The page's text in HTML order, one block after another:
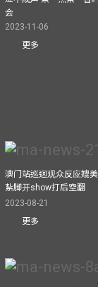
会
2023-11-06
更多
澳门站巡迴观众反应媲
紥脚开show打后空翻
2023-08-21
更多